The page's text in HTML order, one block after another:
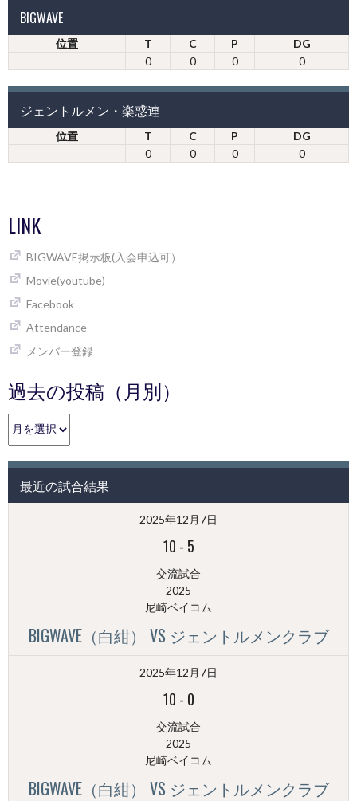
BIGWAVE
位置 T C P
DG
0
0 0 0
ジェントルメン・楽惑連
位置 T C P
DG
0
0 0 0
LINK
BIGWAVE掲示板(入会申込可）
Movie(youtube)
Facebook
Attendance
メンバー登録
過去の投稿（月別）
過
去
投
（月
最近の試合結果
2025年12月7日
10 - 5
交流試合
2025
尼崎ベイコム
BIGWAVE（白紺） VS ジェントルメンクラブ
2025年12月7日
10 - 0
交流試合
2025
尼崎ベイコム
BIGWAVE（白紺） VS ジェントルメンクラブ